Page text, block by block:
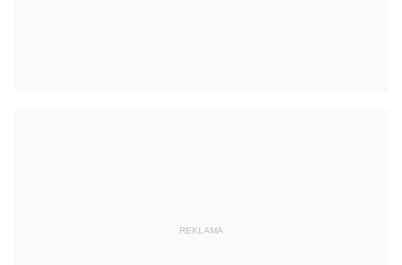
REKLAMA